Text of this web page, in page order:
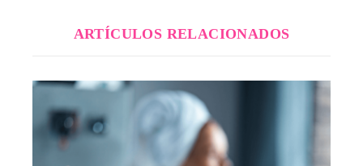
ARTÍCULOS RELACIONADOS